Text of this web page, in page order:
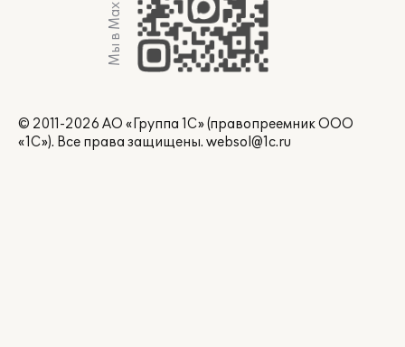
Мы в Max
© 2011-2026 АО «Группа 1С» (правопреемник ООО
«1С»). Все права защищены. websol@1c.ru